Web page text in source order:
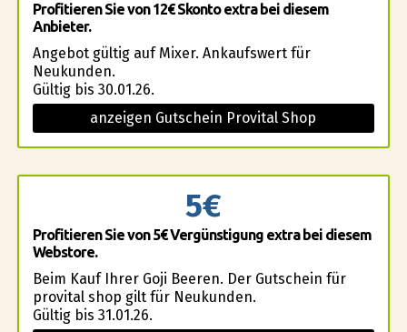
Profitieren Sie von 12€ Skonto extra bei diesem
Anbieter.
Angebot gültig auf Mixer. Ankaufswert für
Neukunden.
Gültig bis 30.01.26.
anzeigen Gutschein Provital Shop
5€
Profitieren Sie von 5€ Vergünstigung extra bei diesem
Webstore.
Beim Kauf Ihrer Goji Beeren. Der Gutschein für
provital shop gilt für Neukunden.
Gültig bis 31.01.26.